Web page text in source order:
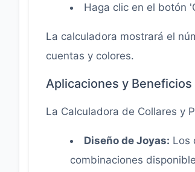
Haga clic en el botón
La calculadora mostrará el
cuentas y colores.
Aplicaciones y Beneficios
La Calculadora de Collares y
Diseño de Joyas: Los
combinaciones